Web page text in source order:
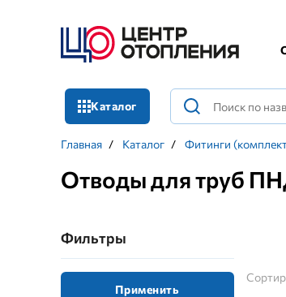
Каталог
Главная / Каталог / Фитинги
Отводы для труб
Фильтры
Применить